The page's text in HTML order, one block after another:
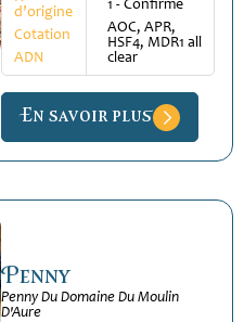
d’origine
Cotation
ADN
1 - Confirmé
AOC, APR,
HSF4, MDR1 all
clear
En savoir plus
Penny
Penny Du Domaine Du Moulin
D'Aure